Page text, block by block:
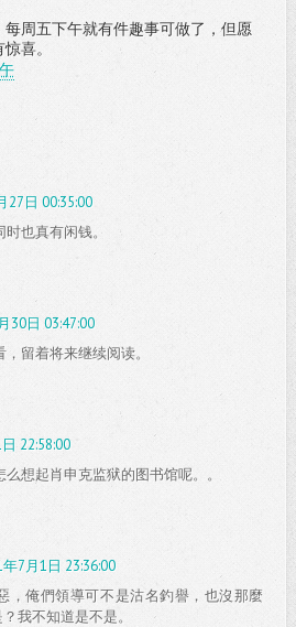
周五下午就有件趣事可做了，但愿
喜。
27日 00:35:00
也真有闲钱。
30日 03:47:00
留着将来继续阅读。
22:58:00
想起肖申克监狱的图书馆呢。。
年7月1日 23:36:00
，俺們領導可不是沽名釣譽，也沒那麼
我不知道是不是。